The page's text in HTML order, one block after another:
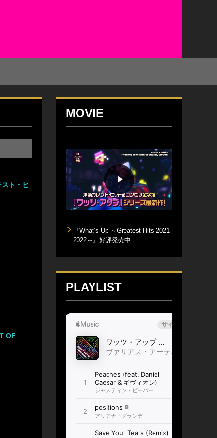
ト・ヒ
OF
MOVIE
『What’s Up ～Greatest Hits 2021-
2022～』好評発売中
PLAYLIST